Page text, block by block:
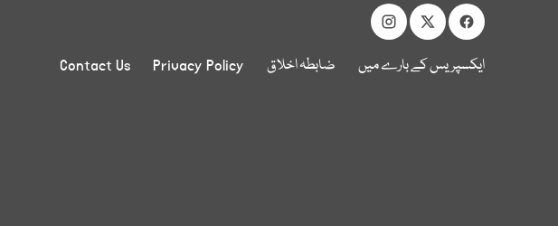
ایکسپریس کے بارے میں ضابطہ اخلاق Privacy Policy
Contact Us